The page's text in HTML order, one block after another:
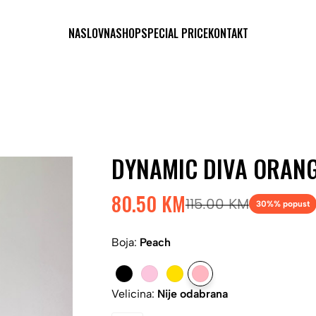
NASLOVNASHOPSPECIAL PRICEKONTAKT
DYNAMIC DIVA
80.50 KM115.00 KM 30%% popust
Boja: Peach
Velicina: Nije odabrana